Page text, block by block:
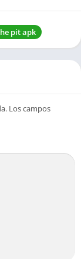
pit apk
Los campos